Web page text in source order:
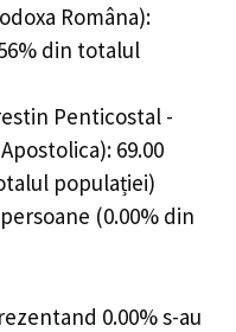
Româna):
din totalul
Penticostal -
69.00
populației)
(0.00% din
0.00% s-au